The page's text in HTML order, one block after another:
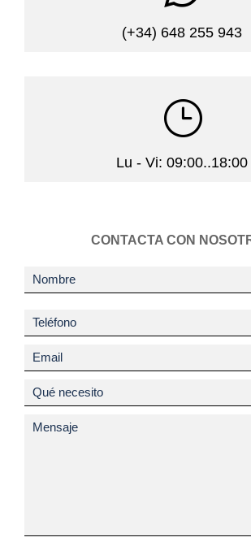
(+34) 648 255 943
}
Lu - Vi: 09:00..18:00
CONTACTA CON